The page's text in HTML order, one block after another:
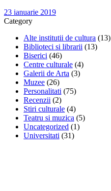
23 ianuarie 2019
Category
Alte institutii de cultura (13)
Biblioteci si librarii (13)
Biserici (46)
Centre culturale (4)
Galerii de Arta (3)
Muzee (26)
Personalitati (75)
Recenzii (2)
Stiri culturale (4)
Teatru si muzica (5)
Uncategorized (1)
Universitati (31)